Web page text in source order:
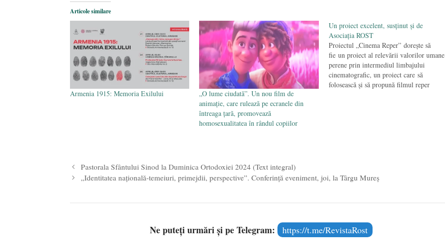
Articole similare
Armenia 1915: Memoria Exilului
„O lume ciudată”. Un nou film de
animație, care rulează pe ecranele din
întreaga țară, promovează
homosexualitatea în rândul copiilor
Un proiect excelent, susţinut şi de
Asociaţia ROST
Proiectul „Cinema Reper” doreşte să
fie un proiect al relevării valorilor umane
perene prin intermediul limbajului
cinematografic, un proiect care să
folosească şi să propună filmul reper
Pastorala Sfântului Sinod la Duminica Ortodoxiei 2024 (Text integral)
„Identitatea națională-temeiuri, primejdii, perspective”. Conferință eveniment, joi, la Târgu Mureș
Ne puteți urmări și pe Telegram: https://t.me/RevistaRost